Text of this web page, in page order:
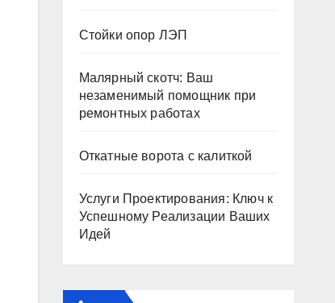
Стойки опор ЛЭП
Малярный скотч: Ваш
незаменимый помощник при
ремонтных работах
Откатные ворота с калиткой
Услуги Проектирования: Ключ к
Успешному Реализации Ваших
Идей